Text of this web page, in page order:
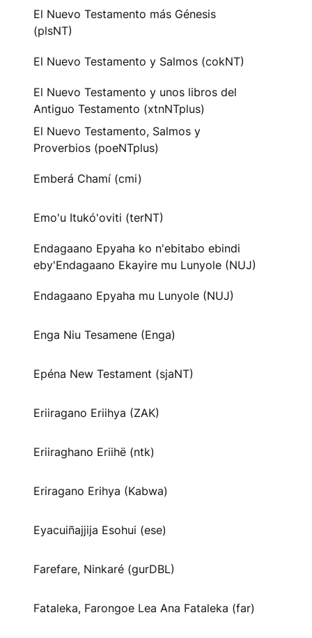
El Nuevo Testamento más Génesis
(plsNT)
El Nuevo Testamento y Salmos (cokNT)
El Nuevo Testamento y unos libros del
Antiguo Testamento (xtnNTplus)
El Nuevo Testamento, Salmos y
Proverbios (poeNTplus)
Emberá Chamí (cmi)
Emo'u Itukó'oviti (terNT)
Endagaano Epyaha ko n'ebitabo ebindi
eby'Endagaano Ekayire mu Lunyole (NUJ)
Endagaano Epyaha mu Lunyole (NUJ)
Enga Niu Tesamene (Enga)
Epéna New Testament (sjaNT)
Eriiragano Eriihya (ZAK)
Eriiraghano Eriihë (ntk)
Eriragano Erihya (Kabwa)
Eyacuiñajjija Esohui (ese)
Farefare, Ninkaré (gurDBL)
Fataleka, Farongoe Lea Ana Fataleka (far)